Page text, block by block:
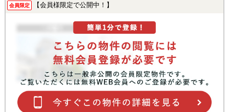
会員限定 【会員様限定で公開中！】